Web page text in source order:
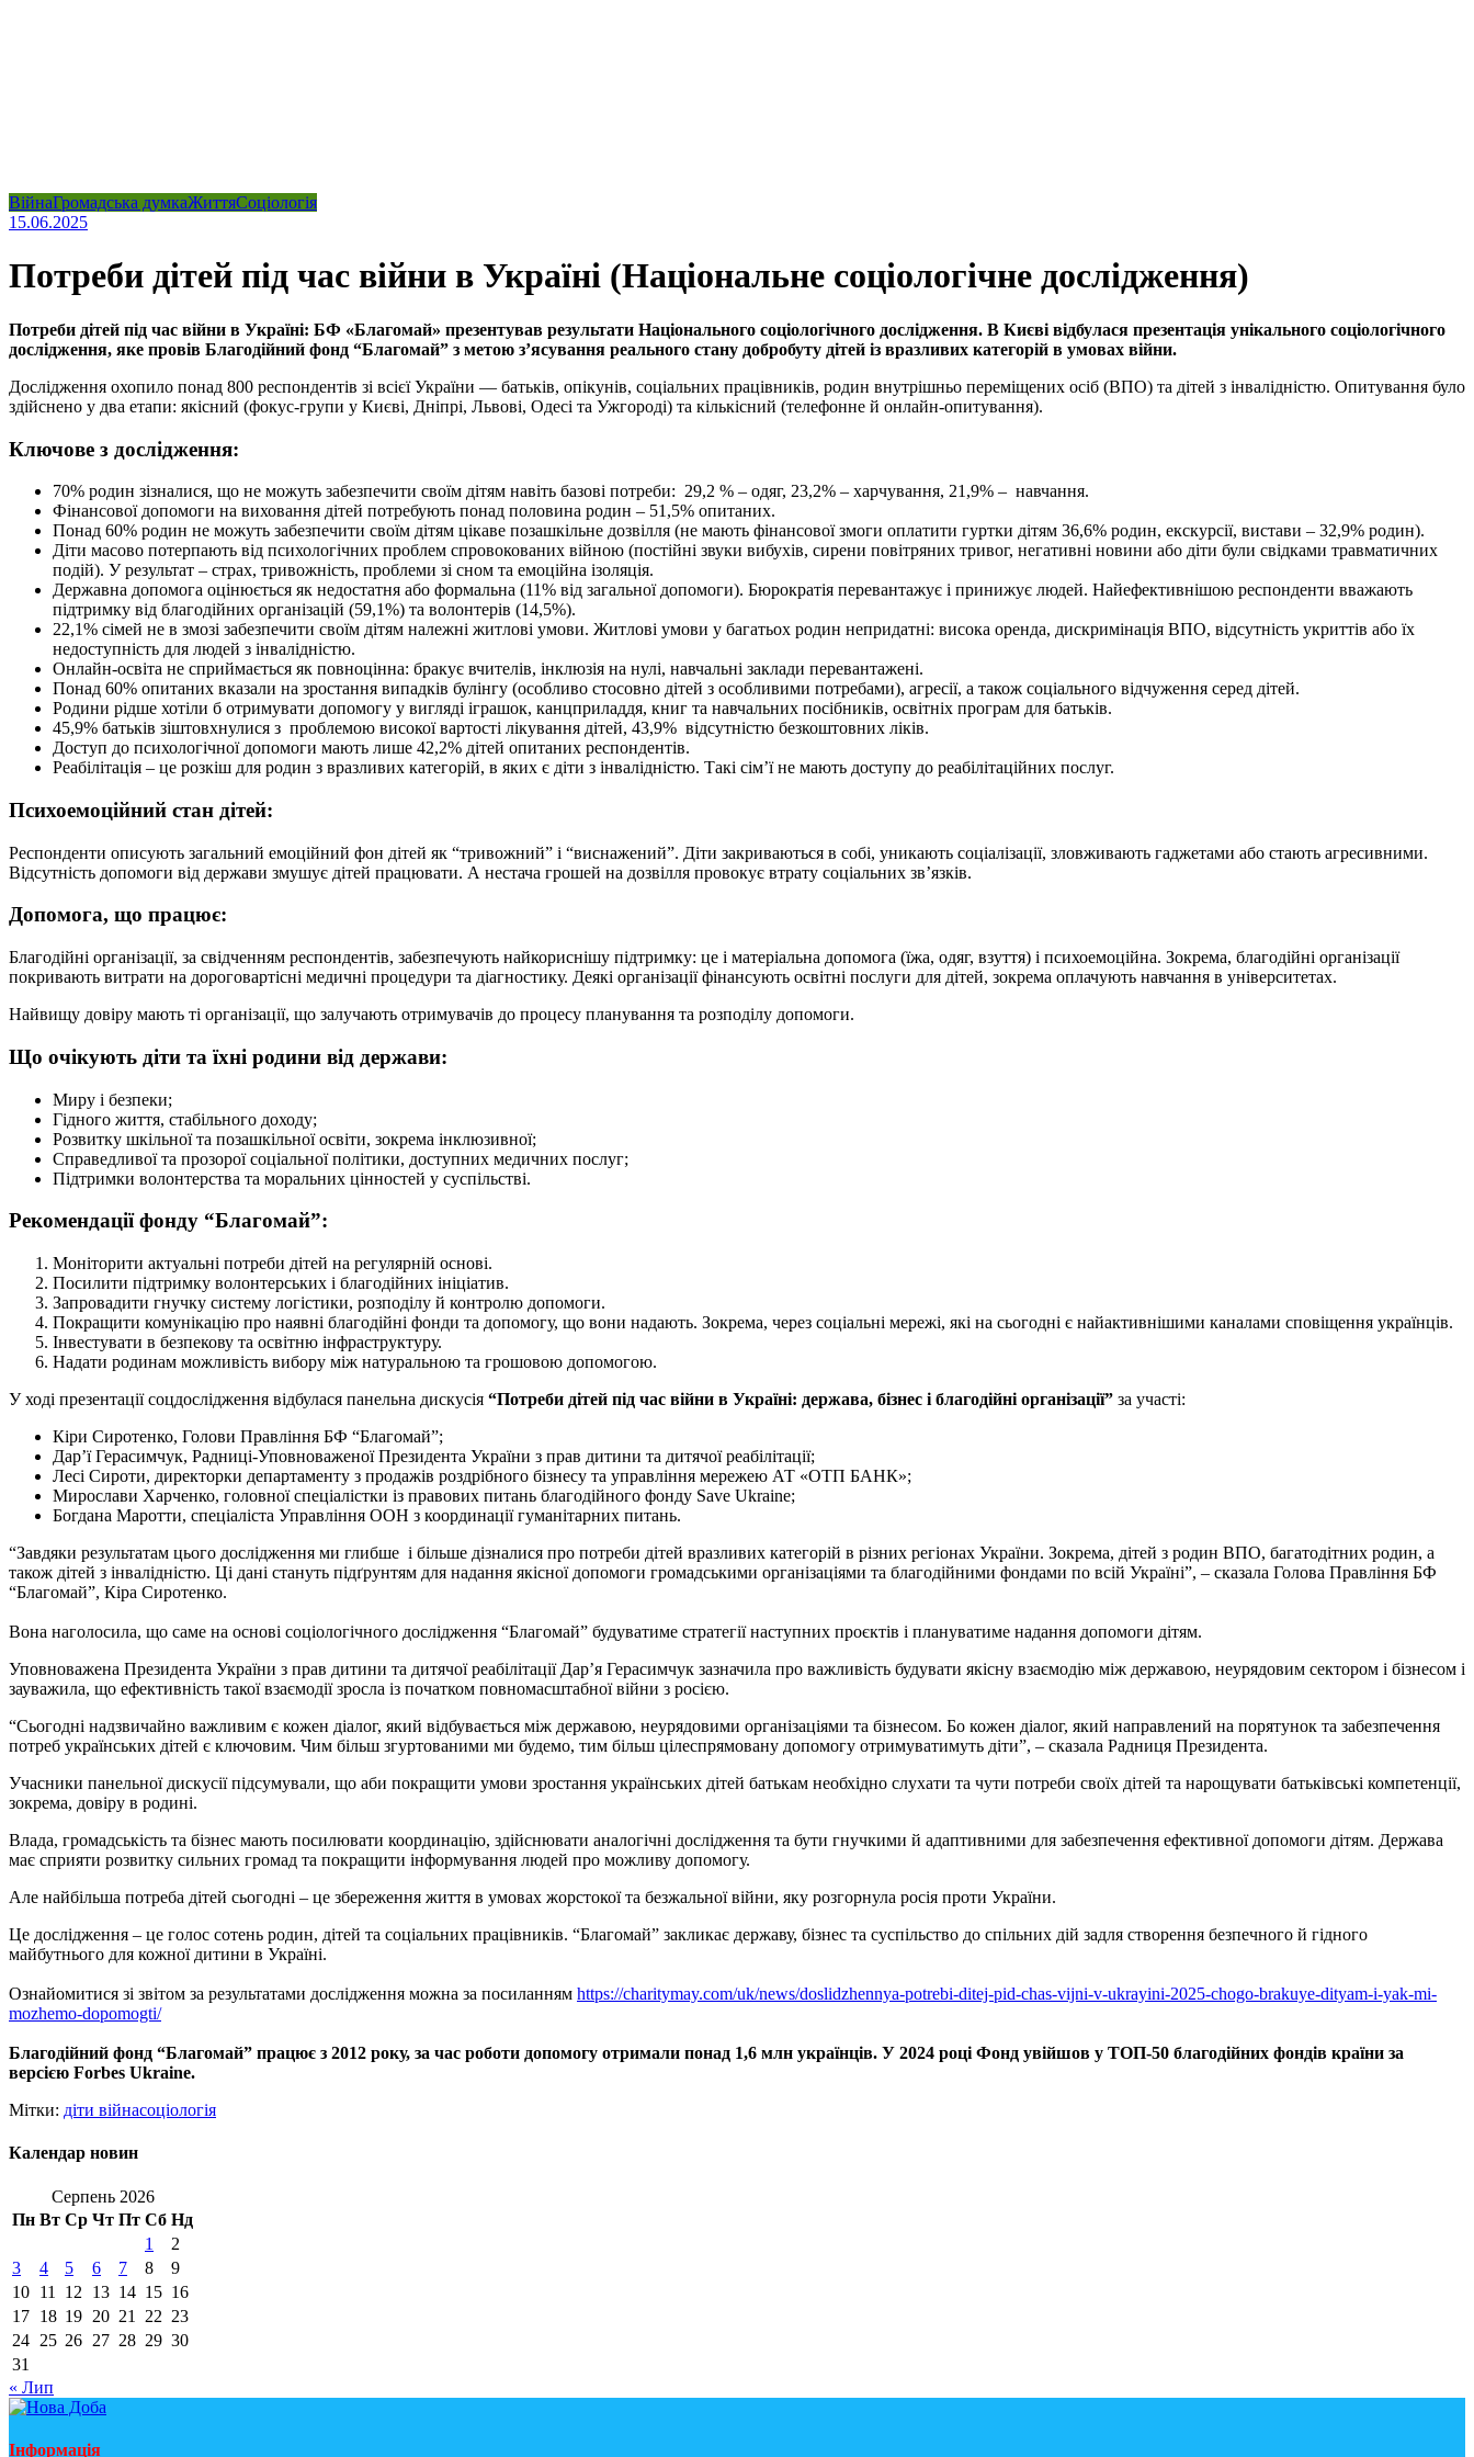
ВійнаГромадська думкаЖиттяСоціологія
15.06.2025
Потреби дітей під час війни в Україні (Національне соціологічне дослідження)
Потреби дітей під час війни в Україні: БФ «Благомай» презентував результати Національного соціологічного дослідження. В Києві відбулася презентація унікального соціологічного
дослідження, яке провів Благодійний фонд “Благомай” з метою з’ясування реального стану добробуту дітей із вразливих категорій в умовах війни.
Дослідження охопило понад 800 респондентів зі всієї України — батьків, опікунів, соціальних працівників, родин внутрішньо переміщених осіб (ВПО) та дітей з інвалідністю. Опитування було
здійснено у два етапи: якісний (фокус-групи у Києві, Дніпрі, Львові, Одесі та Ужгороді) та кількісний (телефонне й онлайн-опитування).
Ключове з дослідження:
70% родин зізналися, що не можуть забезпечити своїм дітям навіть базові потреби: 29,2 % – одяг, 23,2% – харчування, 21,9% – навчання.
Фінансової допомоги на виховання дітей потребують понад половина родин – 51,5% опитаних.
Понад 60% родин не можуть забезпечити своїм дітям цікаве позашкільне дозвілля (не мають фінансової змоги оплатити гуртки дітям 36,6% родин, екскурсії, вистави – 32,9% родин).
Діти масово потерпають від психологічних проблем спровокованих війною (постійні звуки вибухів, сирени повітряних тривог, негативні новини або діти були свідками травматичних
подій). У результат – страх, тривожність, проблеми зі сном та емоційна ізоляція.
Державна допомога оцінюється як недостатня або формальна (11% від загальної допомоги). Бюрократія перевантажує і принижує людей. Найефективнішою респонденти вважають
підтримку від благодійних організацій (59,1%) та волонтерів (14,5%).
22,1% сімей не в змозі забезпечити своїм дітям належні житлові умови. Житлові умови у багатьох родин непридатні: висока оренда, дискримінація ВПО, відсутність укриттів або їх
недоступність для людей з інвалідністю.
Онлайн-освіта не сприймається як повноцінна: бракує вчителів, інклюзія на нулі, навчальні заклади перевантажені.
Понад 60% опитаних вказали на зростання випадків булінгу (особливо стосовно дітей з особливими потребами), агресії, а також соціального відчуження серед дітей.
Родини рідше хотіли б отримувати допомогу у вигляді іграшок, канцприладдя, книг та навчальних посібників, освітніх програм для батьків.
45,9% батьків зіштовхнулися з проблемою високої вартості лікування дітей, 43,9% відсутністю безкоштовних ліків.
Доступ до психологічної допомоги мають лише 42,2% дітей опитаних респондентів.
Реабілітація – це розкіш для родин з вразливих категорій, в яких є діти з інвалідністю. Такі сім’ї не мають доступу до реабілітаційних послуг.
Психоемоційний стан дітей:
Респонденти описують загальний емоційний фон дітей як “тривожний” і “виснажений”. Діти закриваються в собі, уникають соціалізації, зловживають гаджетами або стають агресивними.
Відсутність допомоги від держави змушує дітей працювати. А нестача грошей на дозвілля провокує втрату соціальних зв’язків.
Допомога, що працює:
Благодійні організації, за свідченням респондентів, забезпечують найкориснішу підтримку: це і матеріальна допомога (їжа, одяг, взуття) і психоемоційна. Зокрема, благодійні організації
покривають витрати на дороговартісні медичні процедури та діагностику. Деякі організації фінансують освітні послуги для дітей, зокрема оплачують навчання в університетах.
Найвищу довіру мають ті організації, що залучають отримувачів до процесу планування та розподілу допомоги.
Що очікують діти та їхні родини від держави:
Миру і безпеки;
Гідного життя, стабільного доходу;
Розвитку шкільної та позашкільної освіти, зокрема інклюзивної;
Справедливої та прозорої соціальної політики, доступних медичних послуг;
Підтримки волонтерства та моральних цінностей у суспільстві.
Рекомендації фонду “Благомай”:
Моніторити актуальні потреби дітей на регулярній основі.
Посилити підтримку волонтерських і благодійних ініціатив.
Запровадити гнучку систему логістики, розподілу й контролю допомоги.
Покращити комунікацію про наявні благодійні фонди та допомогу, що вони надають. Зокрема, через соціальні мережі, які на сьогодні є найактивнішими каналами сповіщення українців.
Інвестувати в безпекову та освітню інфраструктуру.
Надати родинам можливість вибору між натуральною та грошовою допомогою.
У ході презентації соцдослідження відбулася панельна дискусія “Потреби дітей під час війни в Україні: держава, бізнес і благодійні організації” за участі:
Кіри Сиротенко, Голови Правління БФ “Благомай”;
Дар’ї Герасимчук, Радниці-Уповноваженої Президента України з прав дитини та дитячої реабілітації;
Лесі Сироти, директорки департаменту з продажів роздрібного бізнесу та управління мережею АТ «ОТП БАНК»;
Мирослави Харченко, головної спеціалістки із правових питань благодійного фонду Save Ukraine;
Богдана Маротти, спеціаліста Управління ООН з координації гуманітарних питань.
“Завдяки результатам цього дослідження ми глибше і більше дізналися про потреби дітей вразливих категорій в різних регіонах України. Зокрема, дітей з родин ВПО, багатодітних родин, а
також дітей з інвалідністю. Ці дані стануть підґрунтям для надання якісної допомоги громадськими організаціями та благодійними фондами по всій Україні”, – сказала Голова Правління БФ
“Благомай”, Кіра Сиротенко.
Вона наголосила, що саме на основі соціологічного дослідження “Благомай” будуватиме стратегії наступних проєктів і плануватиме надання допомоги дітям.
Уповноважена Президента України з прав дитини та дитячої реабілітації Дар’я Герасимчук зазначила про важливість будувати якісну взаємодію між державою, неурядовим сектором і бізнесом і
зауважила, що ефективність такої взаємодії зросла із початком повномасштабної війни з росією.
“Сьогодні надзвичайно важливим є кожен діалог, який відбувається між державою, неурядовими організаціями та бізнесом. Бо кожен діалог, який направлений на порятунок та забезпечення
потреб українських дітей є ключовим. Чим більш згуртованими ми будемо, тим більш цілеспрямовану допомогу отримуватимуть діти”, – сказала Радниця Президента.
Учасники панельної дискусії підсумували, що аби покращити умови зростання українських дітей батькам необхідно слухати та чути потреби своїх дітей та нарощувати батьківські компетенції,
зокрема, довіру в родині.
Влада, громадськість та бізнес мають посилювати координацію, здійснювати аналогічні дослідження та бути гнучкими й адаптивними для забезпечення ефективної допомоги дітям. Держава
має сприяти розвитку сильних громад та покращити інформування людей про можливу допомогу.
Але найбільша потреба дітей сьогодні – це збереження життя в умовах жорстокої та безжальної війни, яку розгорнула росія проти України.
Це дослідження – це голос сотень родин, дітей та соціальних працівників. “Благомай” закликає державу, бізнес та суспільство до спільних дій задля створення безпечного й гідного
майбутнього для кожної дитини в Україні.
Ознайомитися зі звітом за результатами дослідження можна за посиланням https://charitymay.com/uk/news/doslidzhennya-potrebi-ditej-pid-chas-vijni-v-ukrayini-2025-chogo-brakuye-dityam-i-yak-mi-
mozhemo-dopomogti/
Благодійний фонд “Благомай” працює з 2012 року, за час роботи допомогу отримали понад 1,6 млн українців. У 2024 році Фонд увійшов у ТОП-50 благодійних фондів країни за
версією Forbes Ukraine.
Мітки: діти війнасоціологія
Календар новин
Серпень 2026
Пн Вт Ср Чт Пт Сб Нд
1
2
3
4 5 6 7 8
9
10 11 12 13 14 15 16
17 18 19 20 21 22 23
24 25 26 27 28 29 30
31
« Лип
Інформація